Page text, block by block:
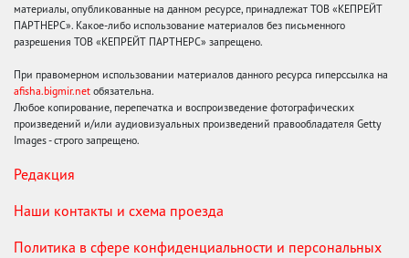
материалы, опубликованные на данном ресурсе, принадлежат ТОВ «КЕПРЕЙТ
ПАРТНЕРС». Какое-либо использование материалов без письменного
разрешения ТОВ «КЕПРЕЙТ ПАРТНЕРС» запрещено.
При правомерном использовании материалов данного ресурса гиперссылка на
afisha.bigmir.net обязательна.
Любое копирование, перепечатка и воспроизведение фотографических
произведений и/или аудиовизуальных произведений правообладателя Getty
Images - строго запрещено.
Редакция
Наши контакты и схема проезда
Политика в сфере конфиденциальности и персональных